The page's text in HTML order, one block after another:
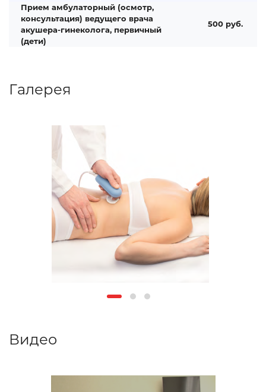
Прием амбулаторный (осмотр,
консультация) ведущего врача
акушера-гинеколога, первичный
(дети)
500 руб.
Галерея
Видео